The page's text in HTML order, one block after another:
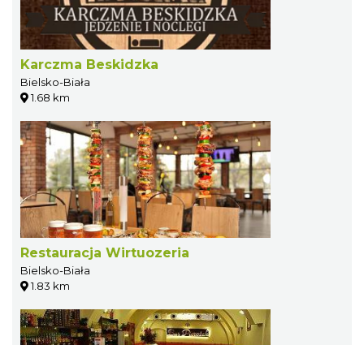
Karczma Beskidzka
Bielsko-Biała
1.68 km
Restauracja Wirtuozeria
Bielsko-Biała
1.83 km